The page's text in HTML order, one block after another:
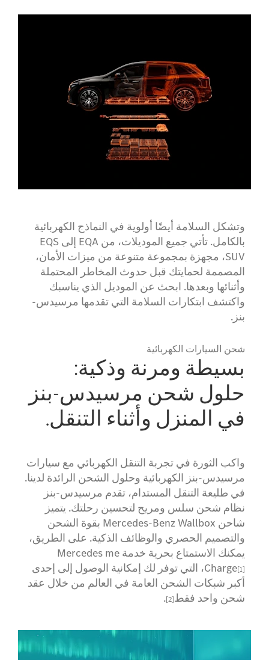
وتشكل السلامة أيضًا أولوية في النماذج الكهربائية
بالكامل. تأتي جميع الموديلات، من EQA إلى EQS
SUV، مجهزة بمجموعة متنوعة من ميزات الأمان،
المصممة لحمايتك قبل حدوث المخاطر المحتملة
وأثنائها وبعدها. ابحث عن الموديل الذي يناسبك
واكتشف ابتكارات السلامة التي تقدمها مرسيدس-
بنز.
شحن السيارات الكهربائية
بسيطة ومرنة وذكية:
حلول شحن مرسيدس-بنز
في المنزل وأثناء التنقل.
واكب الثورة في تجربة التنقل الكهربائي مع سيارات
مرسيدس-بنز الكهربائية وحلول الشحن الرائدة لدينا.
في طليعة التنقل المستدام، تقدم مرسيدس-بنز
نظام شحن سلس ومريح لتحسين رحلتك. يتميز
شاحن Mercedes-Benz Wallbox بقوة الشحن
والتصميم الحصري والوظائف الذكية. على الطريق،
يمكنك الاستمتاع بحرية خدمة Mercedes me
Charge[1]
، التي توفر لك إمكانية الوصول إلى إحدى
أكبر شبكات الشحن العامة في العالم من خلال عقد
شحن واحد فقط[2]
.